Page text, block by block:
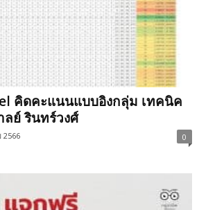
คิดคะแนนแบบอิงกลุ่ม เทคนิค
ย์ รินทร์วงศ์
2566 0